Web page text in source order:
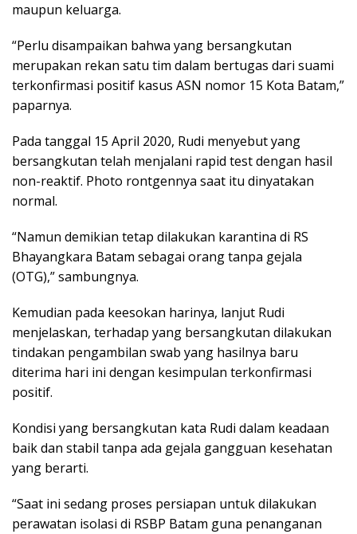
maupun keluarga.
“Perlu disampaikan bahwa yang bersangkutan
merupakan rekan satu tim dalam bertugas dari suami
terkonfirmasi positif kasus ASN nomor 15 Kota Batam,”
paparnya.
Pada tanggal 15 April 2020, Rudi menyebut yang
bersangkutan telah menjalani rapid test dengan hasil
non-reaktif. Photo rontgennya saat itu dinyatakan
normal.
“Namun demikian tetap dilakukan karantina di RS
Bhayangkara Batam sebagai orang tanpa gejala
(OTG),” sambungnya.
Kemudian pada keesokan harinya, lanjut Rudi
menjelaskan, terhadap yang bersangkutan dilakukan
tindakan pengambilan swab yang hasilnya baru
diterima hari ini dengan kesimpulan terkonfirmasi
positif.
Kondisi yang bersangkutan kata Rudi dalam keadaan
baik dan stabil tanpa ada gejala gangguan kesehatan
yang berarti.
“Saat ini sedang proses persiapan untuk dilakukan
perawatan isolasi di RSBP Batam guna penanganan